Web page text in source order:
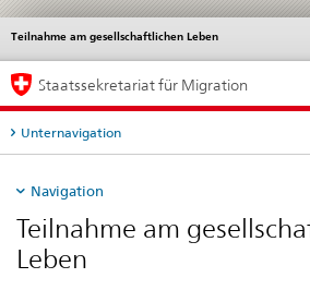
Teilnahme am gesellschaftlichen Leben
Service
Hauptnavigation
Staatssekretariat für Migration
Unternavigation
Navigation
Teilnahme am
Leben